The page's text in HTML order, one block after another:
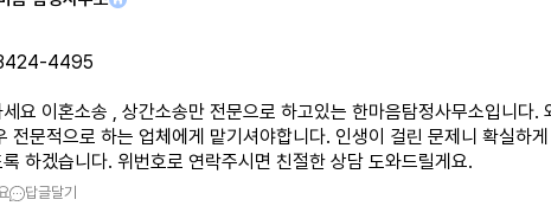
4495
세요 이혼소송 , 상간소송만 전문으로 하고있는 한마음탐정사무소입니다.
전문적으로 하는 업체에게 맡기셔야합니다. 인생이 걸린 문제니 확실하
하겠습니다. 위번호로 연락주시면 친절한 상담 도와드릴게요.
답글달기